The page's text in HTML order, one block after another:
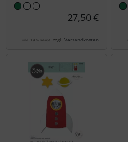
27,50 €
inkl. 19 % MwSt. zzgl. Versandkosten